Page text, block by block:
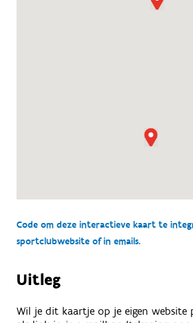
Code om deze interactieve kaart te
sportclubwebsite of in emails.
Uitleg
Wil je dit kaartje op je eigen website